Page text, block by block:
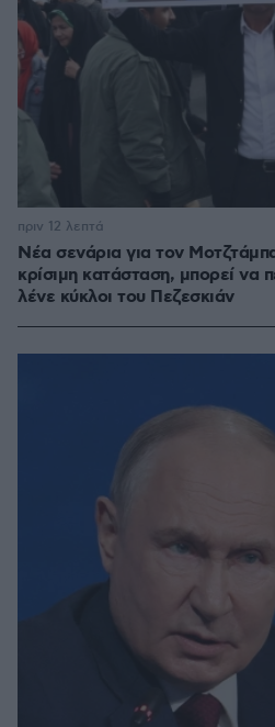
Νέα σενάρια για τον
κρίσιμη κατάσταση, μπορεί να
λένε κύκλοι του Πεζεσκιάν
πριν 12 λεπτά